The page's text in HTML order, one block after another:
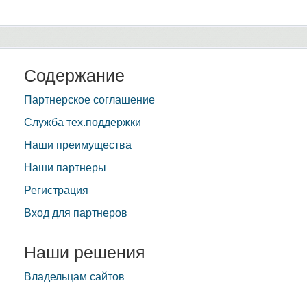
Содержание
Партнерское соглашение
Служба тех.поддержки
Наши преимущества
Наши партнеры
Регистрация
Вход для партнеров
Наши решения
Владельцам сайтов